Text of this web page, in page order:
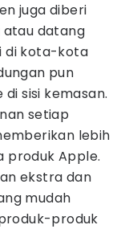
juga diberi
atau datang
di kota-kota
pun
sisi kemasan.
setiap
lebih
produk Apple.
ekstra dan
mudah
produk